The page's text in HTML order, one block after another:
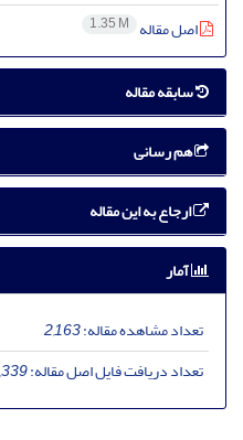
اصل مقاله 1.35 M
سابقه مقاله
هم رسانی
ارجاع به این مقاله
آمار
تعداد مشاهده مقاله:2,163
تعداد دریافت فایل اصل مقاله: